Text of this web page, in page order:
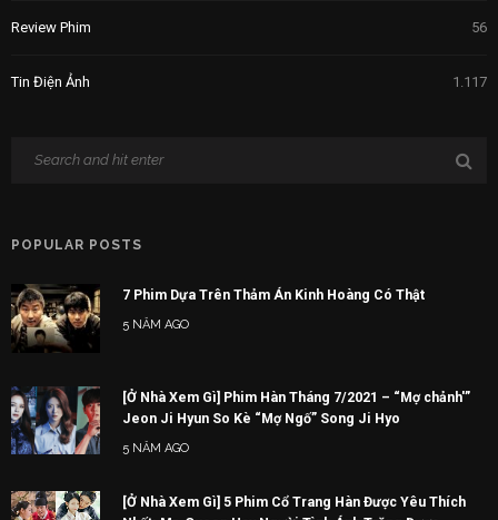
Review Phim 56
Tin Điện Ảnh 1.117
POPULAR POSTS
7 Phim Dựa Trên Thảm Án Kinh Hoàng Có Thật
5 NĂM AGO
[Ở Nhà Xem Gì] Phim Hàn Tháng 7/2021 – “Mợ chảnh'”
Jeon Ji Hyun So Kè “Mợ Ngố” Song Ji Hyo
5 NĂM AGO
[Ở Nhà Xem Gì] 5 Phim Cổ Trang Hàn Được Yêu Thích